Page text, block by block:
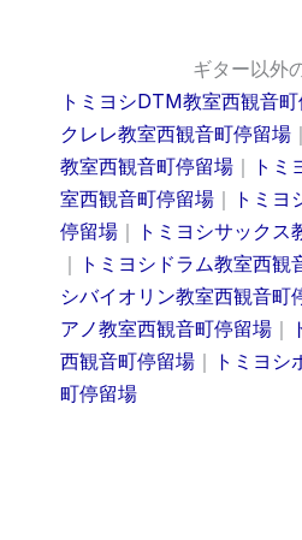
ギター以外
トミヨシDTM教室西観音
クレレ教室西観音町停留場 ｜
教室西観音町停留場 ｜ トミ
室西観音町停留場 ｜ トミヨ
停留場 ｜ トミヨシサックス
｜ トミヨシドラム教室西観
シバイオリン教室西観音町
アノ教室西観音町停留場 ｜
西観音町停留場 ｜ トミヨシ
町停留場